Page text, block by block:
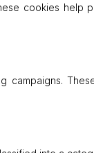
cookies help